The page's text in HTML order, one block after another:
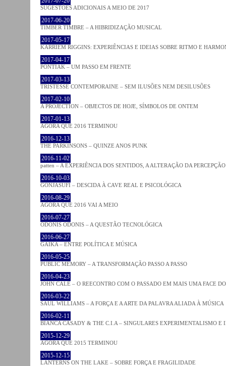
SUGESTÕES ADICIONAIS A MEIO DE 2017
2017-06-20
TIMBER TIMBRE – A HIBRIDIZAÇÃO MUSICAL
2017-05-17
KARRIEM RIGGINS: EXPERIÊNCIAS E IDEIAS SOBRE RITMO E
2017-04-17
PONTIAK – UM PASSO EM FRENTE
2017-03-13
TRISTESSE CONTEMPORAINE – SEM ILUSÕES NEM DESILUSÕES
2017-02-10
A PROJECTION – OBJECTOS DE HOJE, SÍMBOLOS DE ONTEM
2017-01-13
AGORA QUE 2016 TERMINOU
2016-12-13
THE PARKINSONS – QUINZE ANOS PUNK
2016-11-02
patten – A EXPERIÊNCIA DOS SENTIDOS, A ALTERAÇÃO DA PERCEPÇÃO
2016-10-03
GONJASUFI – DESCIDA À CAVE REAL E PSICOLÓGICA
2016-08-29
AGORA QUE 2016 VAI A MEIO
2016-07-27
ODONIS ODONIS – A QUESTÃO TECNOLÓGICA
2016-06-27
GAIKA – ENTRE POLÍTICA E MÚSICA
2016-05-25
PUBLIC MEMORY – A TRANSFORMAÇÃO PASSO A PASSO
2016-04-23
JOHN CALE – O REECONTRO COM O PASSADO EM MAIS UMA FACE
2016-03-22
SAUL WILLIAMS – A FORÇA E A ARTE DA PALAVRA ALIADA À MÚSICA
2016-02-11
BIANCA CASADY & THE C.I.A – SINGULARES EXPERIMENTALISMO E
2015-12-29
AGORA QUE 2015 TERMINOU
2015-12-15
LANTERNS ON THE LAKE – SOBRE FORÇA E FRAGILIDADE